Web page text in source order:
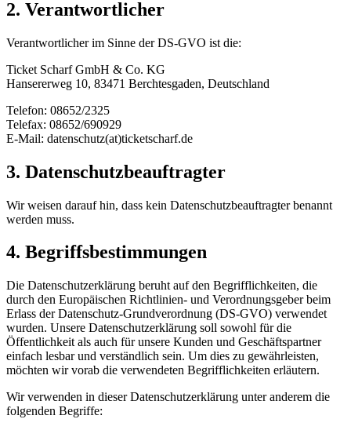
2. Verantwortlicher
Verantwortlicher im Sinne der DS-GVO ist die:
Ticket Scharf GmbH & Co. KG
Hansererweg 10, 83471 Berchtesgaden, Deutschland
Telefon: 08652/2325
Telefax: 08652/690929
E-Mail: datenschutz(at)ticketscharf.de
3. Datenschutzbeauftragter
Wir weisen darauf hin, dass kein Datenschutzbeauftragter benannt
werden muss.
4. Begriffsbestimmungen
Die Datenschutzerklärung beruht auf den Begrifflichkeiten, die
durch den Europäischen Richtlinien- und Verordnungsgeber beim
Erlass der Datenschutz-Grundverordnung (DS-GVO) verwendet
wurden. Unsere Datenschutzerklärung soll sowohl für die
Öffentlichkeit als auch für unsere Kunden und Geschäftspartner
einfach lesbar und verständlich sein. Um dies zu gewährleisten,
möchten wir vorab die verwendeten Begrifflichkeiten erläutern.
Wir verwenden in dieser Datenschutzerklärung unter anderem die
folgenden Begriffe: